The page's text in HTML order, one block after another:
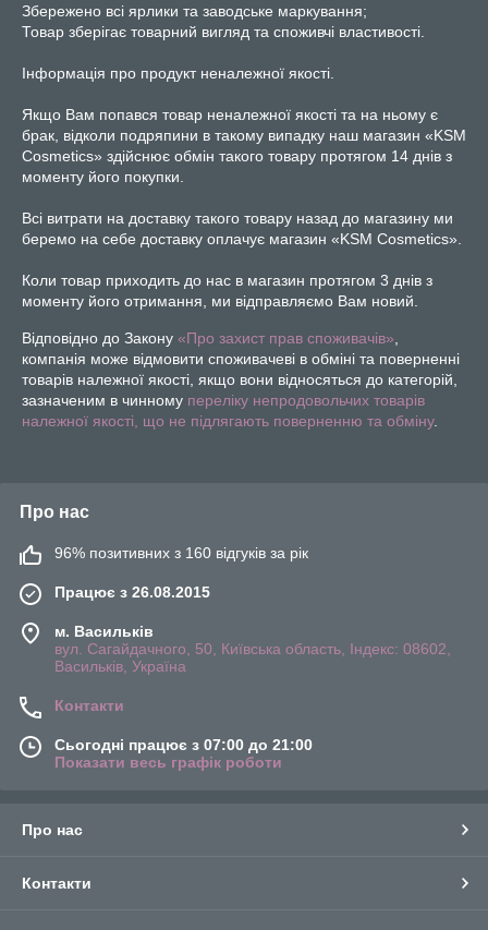
Збережено всі ярлики та заводське маркування;
Товар зберігає товарний вигляд та споживчі властивості.
Інформація про продукт неналежної якості.
Якщо Вам попався товар неналежної якості та на ньому є
брак, відколи подряпини в такому випадку наш магазин «KSM
Cosmetics» здійснює обмін такого товару протягом 14 днів з
моменту його покупки.
Всі витрати на доставку такого товару назад до магазину ми
беремо на себе доставку оплачує магазин «KSM Cosmetics».
Коли товар приходить до нас в магазин протягом 3 днів з
моменту його отримання, ми відправляємо Вам новий.
Відповідно до Закону «Про захист прав споживачів»
компанія може відмовити споживачеві в обміні та поверненні
товарів належної якості, якщо вони відносяться до категорій,
зазначеним в чинному переліку непродовольчих товарів
належної якості, що не підлягають поверненню та обміну.
Про нас
96% позитивних з 160 відгуків за рік
Працює з 26.08.2015
м. Васильків
вул. Сагайдачного, 50, Київська область, Індекс: 08602,
Васильків, Україна
Контакти
Сьогодні працює з 07:00 до 21:00
Показати весь графік роботи
Про нас
Контакти